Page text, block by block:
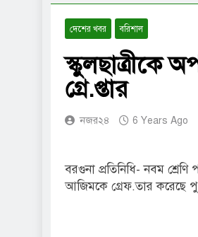
দেশের খবর বরিশাল
স্কুলছাত্রীকে
গ্রে.প্তার
নজর২৪ 6 Years Ago
বরগুনা প্রতিনিধি- নবম
আজিমকে গ্রেফ.তার করেছে